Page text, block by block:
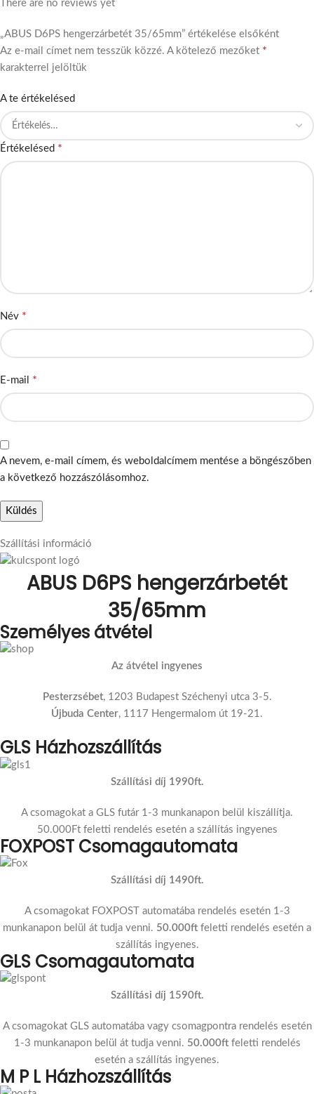
There are no reviews yet
„ABUS D6PS hengerzárbetét 35/65mm” értékelése elsőként
Az e-mail címet nem tesszük közzé. A kötelező mezőket *
karakterrel jelöltük
A te értékelésed
Értékelésed *
Név *
E-mail *
A nevem, e-mail címem, és weboldalcímem mentése a böngészőben
a következő hozzászólásomhoz.
Szállítási információ
ABUS D6PS hengerzárbetét
35/65mm
Személyes átvétel
Az átvétel ingyenes
Pesterzsébet, 1203 Budapest Széchenyi utca 3-5.
Újbuda Center, 1117 Hengermalom út 19-21.
GLS Házhozszállítás
Szállítási díj 1990ft.
A csomagokat a GLS futár 1-3 munkanapon belül kiszállítja.
50.000Ft feletti rendelés esetén a szállítás ingyenes
FOXPOST Csomagautomata
Szállítási díj 1490ft.
A csomagokat FOXPOST automatába rendelés esetén 1-3
munkanapon belül át tudja venni. 50.000ft feletti rendelés esetén a
szállítás ingyenes.
GLS Csomagautomata
Szállítási díj 1590ft.
A csomagokat GLS automatába vagy csomagpontra rendelés esetén
1-3 munkanapon belül át tudja venni. 50.000ftfeletti rendelés
esetén a szállítás ingyenes.
M P L Házhozszállítás